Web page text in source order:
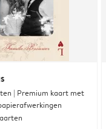
| Premium kaart met